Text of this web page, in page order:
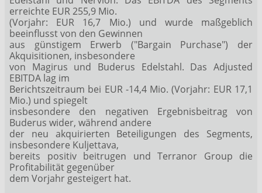
erreichte EUR 255,9 Mio.
(Vorjahr: EUR 16,7 Mio.) und wurde maßgeblich
beeinflusst von den Gewinnen
aus günstigem Erwerb ("Bargain Purchase") der
Akquisitionen, insbesondere
von Magirus und Buderus Edelstahl. Das Adjusted
EBITDA lag im
Berichtszeitraum bei EUR -14,4 Mio. (Vorjahr: EUR 17,1
Mio.) und spiegelt
insbesondere den negativen Ergebnisbeitrag von
Buderus wider, während andere
der neu akquirierten Beteiligungen des Segments,
insbesondere Kuljettava,
bereits positiv beitrugen und Terranor Group die
Profitabilität gegenüber
dem Vorjahr gesteigert hat.